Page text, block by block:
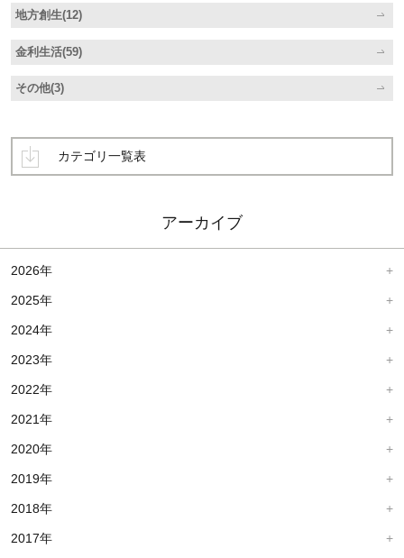
地方創生(12)
金利生活(59)
その他(3)
カテゴリ一覧表
アーカイブ
2026年
2025年
2024年
2023年
2022年
2021年
2020年
2019年
2018年
2017年